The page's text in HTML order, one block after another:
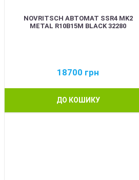
NOVRITSCH АВТОМАТ SSR4 MK2
METAL R10B15M BLACK 32280
18700 грн
ДО КОШИКУ